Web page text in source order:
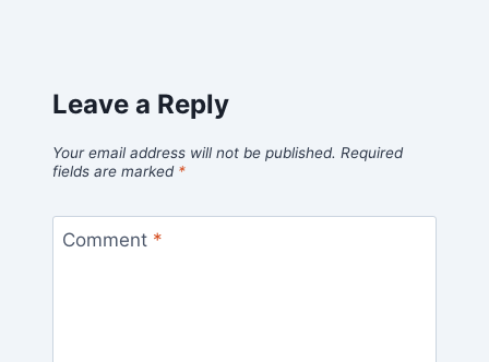
Leave a Reply
Your email address will not be published. Required
fields are marked *
Comment *